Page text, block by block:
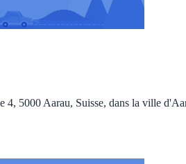
4, 5000 Aarau, Suisse, dans la ville